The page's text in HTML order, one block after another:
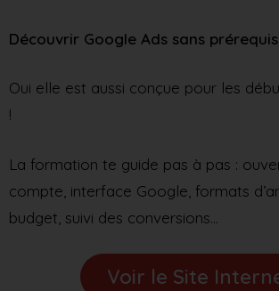
Découvrir Google Ads sans
Oui elle est aussi conçue pour les
!
La formation te guide pas à pas :
compte, interface Google, formats
budget, suivi des conversions…
Voir le Site